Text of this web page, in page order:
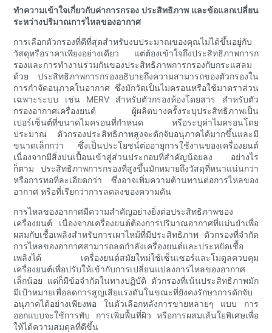
ทำความเข้าใจเกี่ยวกับค่าการกรอง ประสิทธิภาพ และข้อแลกเปลี่ยน
ระหว่างปริมาณการไหลของอากาศ
การเลือกตัวกรองที่ดีที่สุดสำหรับงบประมาณของคุณไม่ได้ขึ้นอยู่กับ
วัสดุหรือราคาเพียงอย่างเดียว แต่ต้องเข้าใจถึงประสิทธิภาพการก
รองและการทำงานร่วมกันของประสิทธิภาพการกรองกับกระแสลม
ด้วย ประสิทธิภาพการกรองอธิบายถึงความสามารถของตัวกรองใน
การกำจัดอนุภาคในอากาศ ซึ่งมักวัดเป็นไมครอนหรือใช้มาตราส่วน
เฉพาะระบบ เช่น MERV สำหรับตัวกรองห้องโดยสาร สำหรับตัว
กรองอากาศเครื่องยนต์ ผู้ผลิตบางครั้งระบุประสิทธิภาพเป็น
เปอร์เซ็นต์ที่ขนาดไมครอนที่กำหนด หรือระบุค่าไมครอนโดย
ประมาณ ตัวกรองประสิทธิภาพสูงจะดักจับอนุภาคได้มากขึ้นและมี
ขนาดเล็กกว่า ซึ่งเป็นประโยชน์ต่ออายุการใช้งานของเครื่องยนต์
เนื่องจากมีสิ่งปนเปื้อนเข้าสู่ส่วนประกอบที่สำคัญน้อยลง อย่างไร
ก็ตาม ประสิทธิภาพการกรองที่สูงขึ้นมักหมายถึงวัสดุที่หนาแน่นกว่า
หรือการทอที่ละเอียดกว่า ซึ่งอาจเพิ่มความต้านทานต่อการไหลของ
อากาศ หรือที่เรียกว่าการลดลงของความดัน
การไหลของอากาศมีความสำคัญอย่างยิ่งต่อประสิทธิภาพของ
เครื่องยนต์ เนื่องจากเครื่องยนต์ต้องการปริมาณอากาศที่แม่นยำเพื่อ
ผสมกับเชื้อเพลิงสำหรับการเผาไหม้ที่มีประสิทธิภาพ ตัวกรองที่จำกัด
การไหลของอากาศสามารถลดกำลังเครื่องยนต์และประหยัดเชื้อ
เพลิงได้ เครื่องยนต์สมัยใหม่ใช้เซ็นเซอร์และโมดูลควบคุม
เครื่องยนต์เพื่อปรับให้เข้ากับการเปลี่ยนแปลงการไหลของอากาศ
เล็กน้อย แต่ก็มีข้อจำกัดในทางปฏิบัติ ตัวกรองที่เน้นประสิทธิภาพมัก
มีเป้าหมายเพื่อลดการสูญเสียแรงดันในขณะที่ยังคงรักษาการดักจับ
อนุภาคได้อย่างเพียงพอ ในตัวเลือกหลังการขายหลายๆ แบบ การ
ออกแบบจะใช้การพับ การเพิ่มพื้นที่ผิว หรือการผสมเส้นใยพิเศษเพื่อ
ให้ได้ความสมดุลที่ดีขึ้น